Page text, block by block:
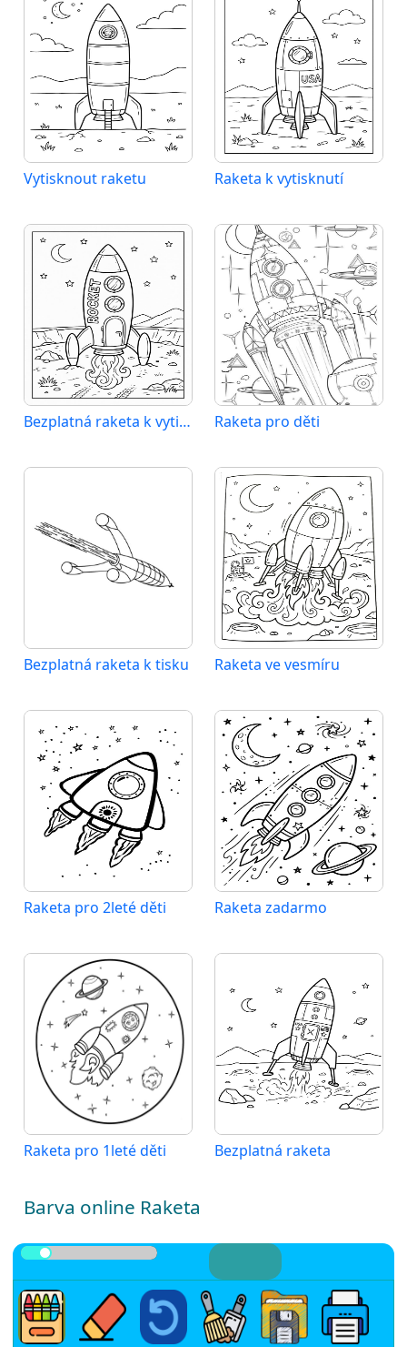
Vytisknout raketu Raketa k vytisknutí
Bezplatná raketa k vytištění Raketa pro děti
Bezplatná raketa k tisku Raketa ve vesmíru
Raketa pro 2leté děti Raketa zadarmo
Raketa pro 1leté děti Bezplatná raketa
Barva online Raketa